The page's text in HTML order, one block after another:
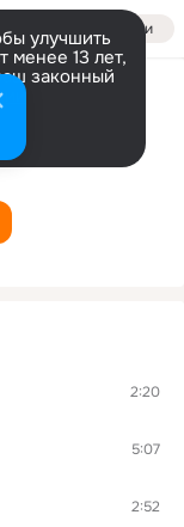
Войти
улучшить
менее 13 лет,
законный
2:20
5:07
2:52